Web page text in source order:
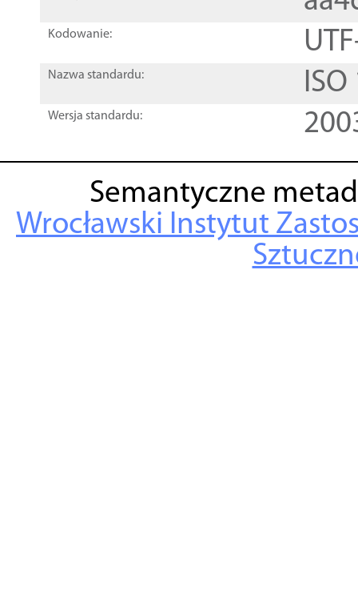
Kodowanie:
Nazwa standardu:
Wersja standardu:
Semantyczne
Wrocławski Instytut